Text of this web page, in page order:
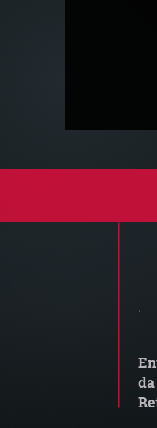
Alerta de